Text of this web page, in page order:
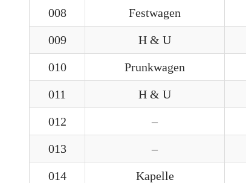
008 Festwagen
009 H & U
010 Prunkwagen
011 H & U
012 –
013 –
014 Kapelle